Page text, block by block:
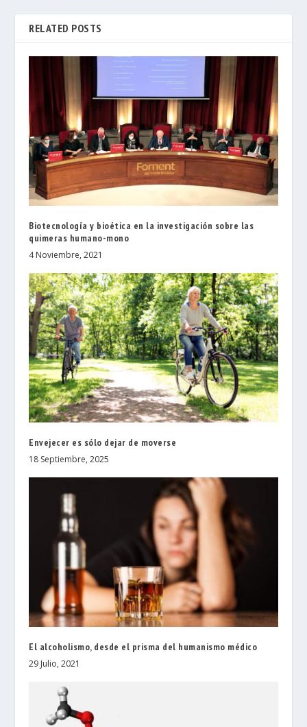
RELATED POSTS
Biotecnología y bioética en la investigación sobre las
quimeras humano-mono
4 Noviembre, 2021
Envejecer es sólo dejar de moverse
18 Septiembre, 2025
El alcoholismo, desde el prisma del humanismo médico
29 Julio, 2021